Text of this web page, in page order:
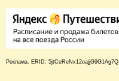
Реклама. ERID: 5jtCeReNx12oajjG9G1Ag7Q